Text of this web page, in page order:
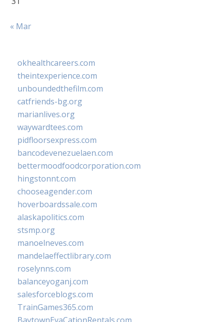
« Mar
okhealthcareers.com
theintexperience.com
unboundedthefilm.com
catfriends-bg.org
marianlives.org
waywardtees.com
pidfloorsexpress.com
bancodevenezuelaen.com
bettermoodfoodcorporation.com
hingstonnt.com
chooseagender.com
hoverboardssale.com
alaskapolitics.com
stsmp.org
manoelneves.com
mandelaeffectlibrary.com
roselynns.com
balanceyoganj.com
salesforceblogs.com
TrainGames365.com